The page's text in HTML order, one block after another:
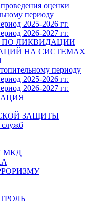
оценки
периоду
2025-2026 гг.
2026-2027 гг.
ЛИКВИДАЦИИ
НА СИСТЕМАХ
периоду
2025-2026 гг.
2026-2027 гг.
ЗАЩИТЫ
МКД